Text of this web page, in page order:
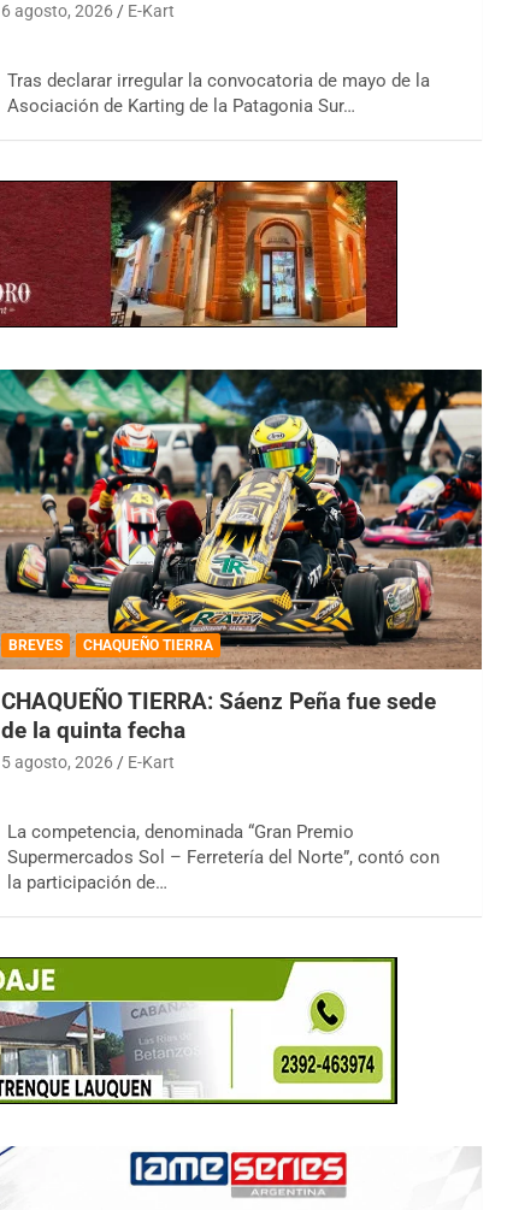
6 agosto, 2026 E-Kart
Tras declarar irregular la convocatoria de mayo de la
Asociación de Karting de la Patagonia Sur…
BREVES CHAQUEÑO TIERRA
CHAQUEÑO TIERRA: Sáenz Peña fue sede
de la quinta fecha
5 agosto, 2026 E-Kart
La competencia, denominada “Gran Premio
Supermercados Sol – Ferretería del Norte”, contó con
la participación de…